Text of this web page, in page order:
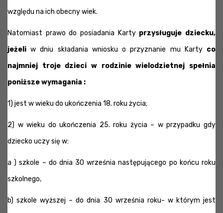
względu na ich obecny wiek.
Natomiast prawo do posiadania Karty przysługuje dziecku,
jeżeli w dniu składania wniosku o przyznanie mu Karty co
najmniej troje dzieci w rodzinie wielodzietnej spełnia
poniższe wymagania :
1) jest w wieku do ukończenia 18. roku życia;
2) w wieku do ukończenia 25. roku życia – w przypadku gdy
dziecko uczy się w:
a ) szkole – do dnia 30 września następującego po końcu roku
szkolnego,
b) szkole wyższej – do dnia 30 września roku- w którym jest